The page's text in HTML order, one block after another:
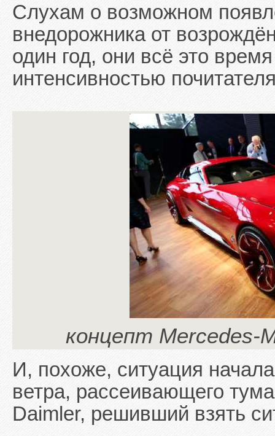
Слухам о возможном
внедорожника от
один год, они всё это
интенсивностью
концепт Mercedes-
И, похоже, ситуация
ветра, рассеивающего
Daimler, решивший взять